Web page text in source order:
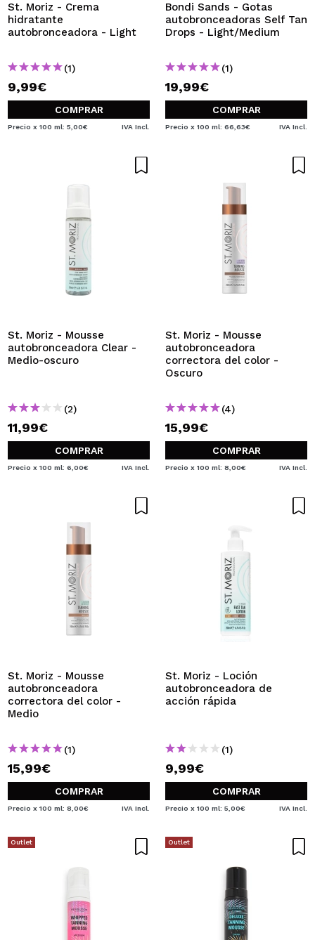
St. Moriz - Crema
hidratante
autobronceadora - Light
(1)
9,99€
COMPRAR
Precio x 100 ml: 5,00€ IVA Incl.
Bondi Sands - Gotas
autobronceadoras Self Tan
Drops - Light/Medium
(1)
19,99€
COMPRAR
Precio x 100 ml: 66,63€ IVA Incl.
St. Moriz - Mousse
autobronceadora Clear -
Medio-oscuro
(2)
11,99€
COMPRAR
Precio x 100 ml: 6,00€ IVA Incl.
St. Moriz - Mousse
autobronceadora
correctora del color -
Oscuro
(4)
15,99€
COMPRAR
Precio x 100 ml: 8,00€ IVA Incl.
St. Moriz - Mousse
autobronceadora
correctora del color -
Medio
(1)
15,99€
COMPRAR
Precio x 100 ml: 8,00€ IVA Incl.
St. Moriz - Loción
autobronceadora de
acción rápida
(1)
9,99€
COMPRAR
Precio x 100 ml: 5,00€ IVA Incl.
Outlet Outlet